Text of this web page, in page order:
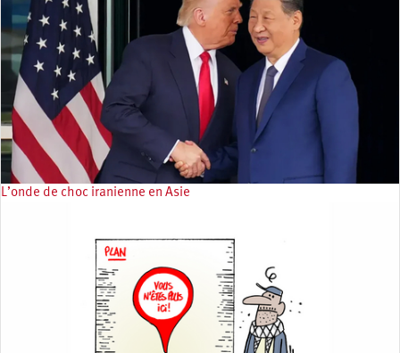
L’onde de choc iranienne en Asie